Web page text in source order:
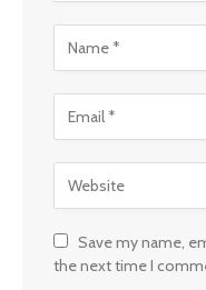
Save my name,
the next time I